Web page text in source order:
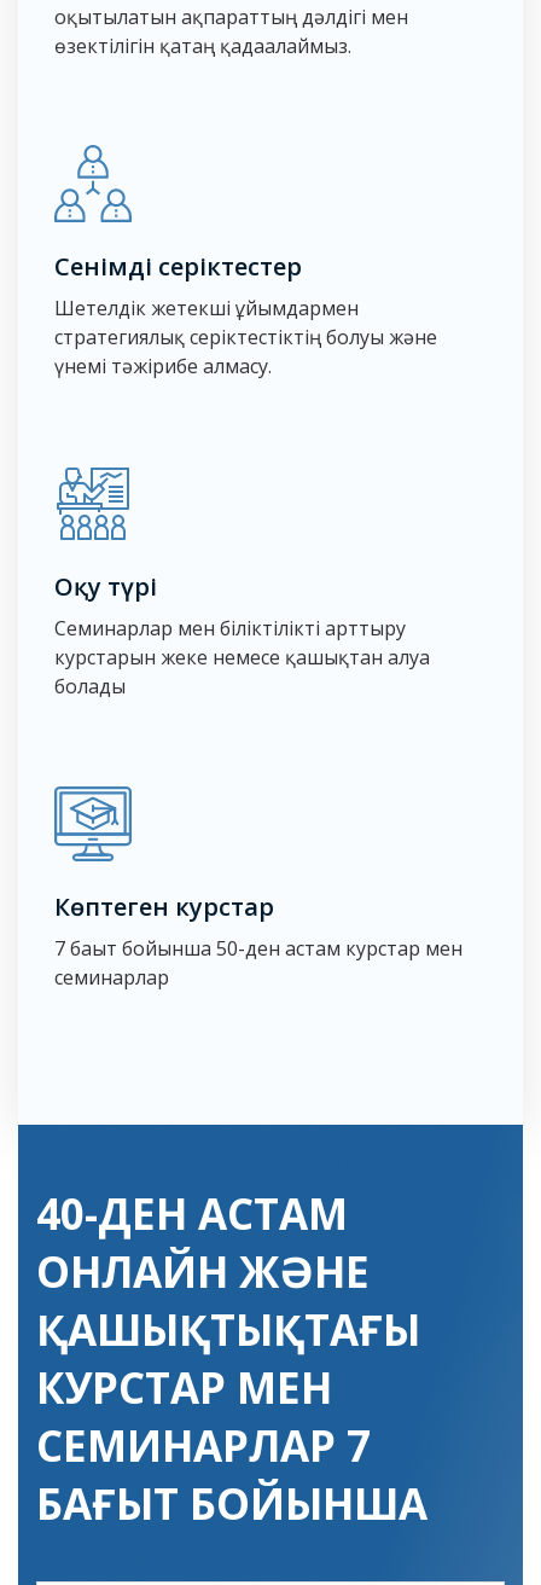
оқытылатын ақпараттың дәлдігі мен
өзектілігін қатаң қадағалаймыз.
Сенімді серіктестер
Шетелдік жетекші ұйымдармен
стратегиялық серіктестіктің болуы және
үнемі тәжірибе алмасу.
Оқу түрі
Семинарлар мен біліктілікті арттыру
курстарын жеке немесе қашықтан алуға
болады
Көптеген курстар
7 бағыт бойынша 50-ден астам курстар мен
семинарлар
40-ДЕН АСТАМ
ОНЛАЙН ЖӘНЕ
ҚАШЫҚТЫҚТАҒЫ
КУРСТАР МЕН
СЕМИНАРЛАР 7
БАҒЫТ БОЙЫНША